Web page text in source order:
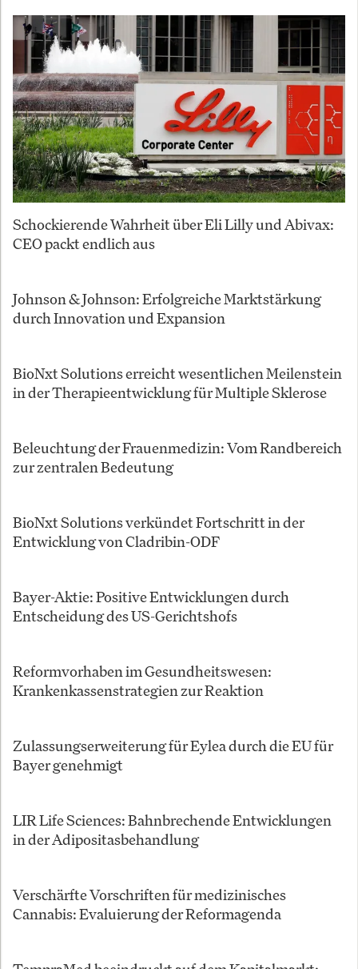
Schockierende Wahrheit über Eli Lilly und Abivax:
CEO packt endlich aus
Johnson & Johnson: Erfolgreiche Marktstärkung
durch Innovation und Expansion
BioNxt Solutions erreicht wesentlichen Meilenstein
in der Therapieentwicklung für Multiple Sklerose
Beleuchtung der Frauenmedizin: Vom Randbereich
zur zentralen Bedeutung
BioNxt Solutions verkündet Fortschritt in der
Entwicklung von Cladribin-ODF
Bayer-Aktie: Positive Entwicklungen durch
Entscheidung des US-Gerichtshofs
Reformvorhaben im Gesundheitswesen:
Krankenkassenstrategien zur Reaktion
Zulassungserweiterung für Eylea durch die EU für
Bayer genehmigt
LIR Life Sciences: Bahnbrechende Entwicklungen
in der Adipositasbehandlung
Verschärfte Vorschriften für medizinisches
Cannabis: Evaluierung der Reformagenda